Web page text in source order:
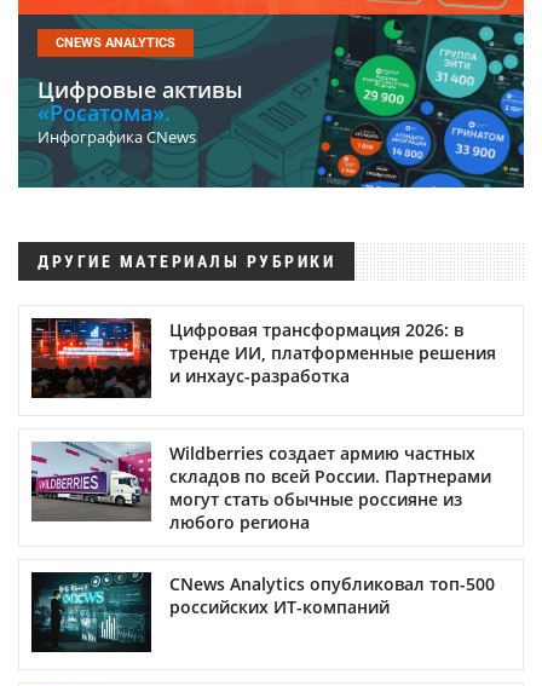
CNEWS ANALYTICS
Цифровые активы
«Росатома».
Инфографика CNews
ДРУГИЕ МАТЕРИАЛЫ РУБРИКИ
Цифровая трансформация 2026: в
тренде ИИ, платформенные решения
и инхаус-разработка
Wildberries создает армию частных
складов по всей России. Партнерами
могут стать обычные россияне из
любого региона
CNews Analytics опубликовал топ-500
российских ИТ-компаний